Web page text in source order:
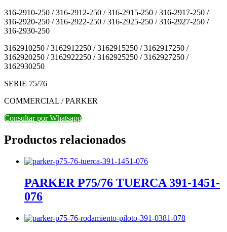
316-2910-250 / 316-2912-250 / 316-2915-250 / 316-2917-250 /
316-2920-250 / 316-2922-250 / 316-2925-250 / 316-2927-250 /
316-2930-250
3162910250 / 3162912250 / 3162915250 / 3162917250 /
3162920250 / 3162922250 / 3162925250 / 3162927250 /
3162930250
SERIE 75/76
COMMERCIAL / PARKER
Consultar por Whatsapp
Productos relacionados
PARKER P75/76 TUERCA 391-1451-
076